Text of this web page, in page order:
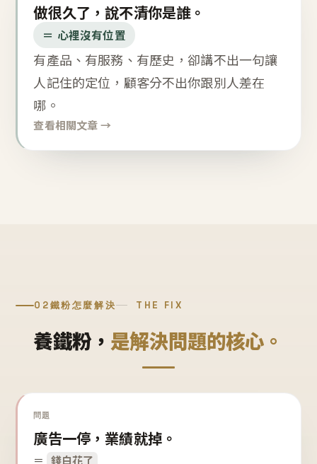
做很久了，說不清你是誰。
＝ 心裡沒有位置
有產品、有服務、有歷史，卻講不出一句讓
人記住的定位，顧客分不出你跟別人差在
哪。
查看相關文章 →
02鐵粉怎麼解決 THE FIX
養鐵粉， 是解決問題的核心。
問題
廣告一停，業績就掉。
＝ 錢白花了